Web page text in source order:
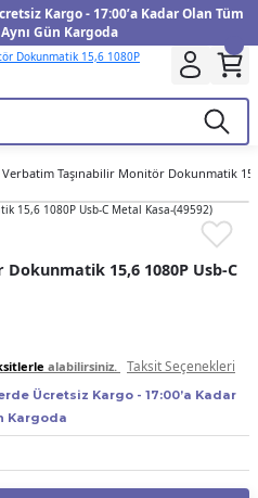
Kargo - 17:00’a Kadar Olan Tüm
Gün Kargoda
Verbatim Taşınabilir Monitör Dokunmatik
15,6 1080P Usb-C
alabilirsiniz. Taksit Seçenekleri
Ücretsiz Kargo - 17:00’a Kadar
Kargoda